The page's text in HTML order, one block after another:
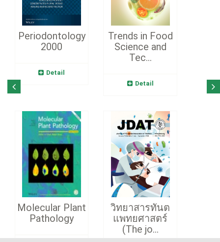
Periodontology
2000
Detail
Trends in Food
Science and
Tec...
Detail
Molecular Plant
Pathology
วิทยาสารทันต
แพทยศาสตร์
(The jo...